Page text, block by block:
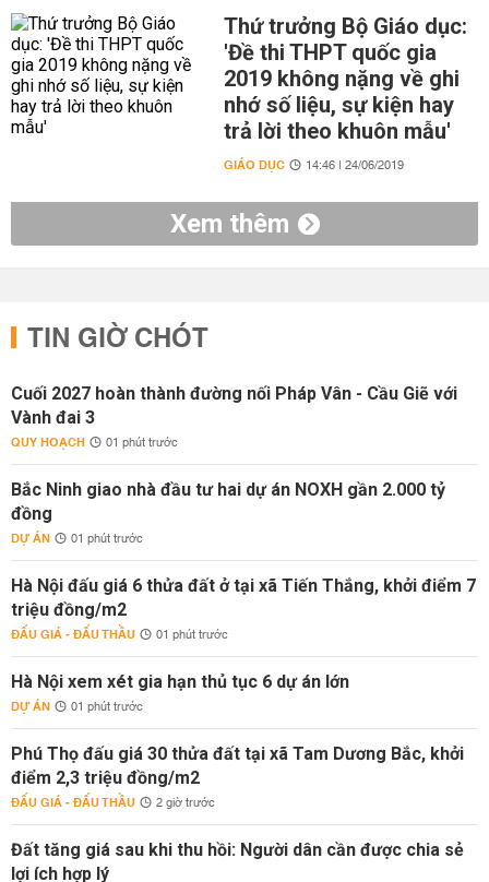
Thứ trưởng Bộ Giáo dục:
'Đề thi THPT quốc gia
2019 không nặng về ghi
nhớ số liệu, sự kiện hay
trả lời theo khuôn mẫu'
GIÁO DỤC 14:46 | 24/06/2019
Xem thêm
TIN GIỜ CHÓT
Cuối 2027 hoàn thành đường nối Pháp Vân - Cầu Giẽ với
Vành đai 3
QUY HOẠCH 01 phút trước
Bắc Ninh giao nhà đầu tư hai dự án NOXH gần 2.000 tỷ
đồng
DỰ ÁN 01 phút trước
Hà Nội đấu giá 6 thửa đất ở tại xã Tiến Thắng, khởi điểm 7
triệu đồng/m2
ĐẤU GIÁ - ĐẤU THẦU 01 phút trước
Hà Nội xem xét gia hạn thủ tục 6 dự án lớn
DỰ ÁN 01 phút trước
Phú Thọ đấu giá 30 thửa đất tại xã Tam Dương Bắc, khởi
điểm 2,3 triệu đồng/m2
ĐẤU GIÁ - ĐẤU THẦU 2 giờ trước
Đất tăng giá sau khi thu hồi: Người dân cần được chia sẻ
lợi ích hợp lý